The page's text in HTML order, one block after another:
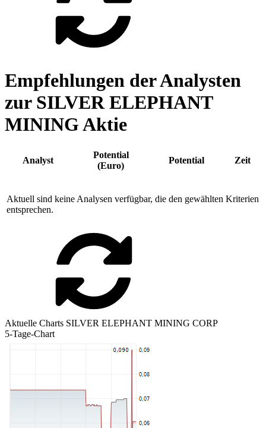
Empfehlungen der Analysten
zur SILVER ELEPHANT
MINING Aktie
Analyst
Potential
(Euro)
Potential Zeit
Aktuell sind keine Analysen verfügbar, die den gewählten Kriterien
entsprechen.
Aktuelle Charts SILVER ELEPHANT MINING CORP
5-Tage-Chart